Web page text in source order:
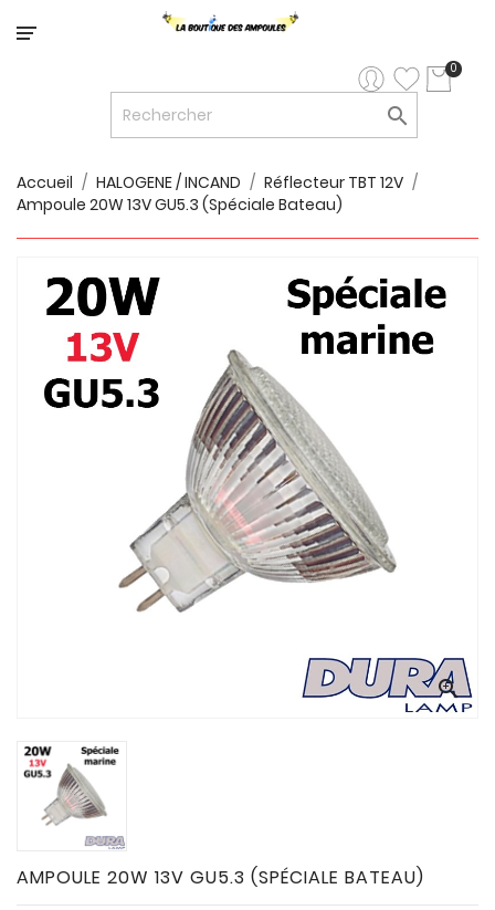
Catégorie
12V/24V
LUMINAIRES
INTERIEURS
LUMINAIRES
EXTERIEURS
RUBANS
TUBES
FLUORESCENTS
HALOGENE
0

Accueil HALOGENE / INCAND
Réflecteur TBT 12V
Ampoule 20W 13V GU5.3 (spéciale Bateau)

AMPOULE 20W 13V GU5.3 (SPÉCIALE BATEAU)